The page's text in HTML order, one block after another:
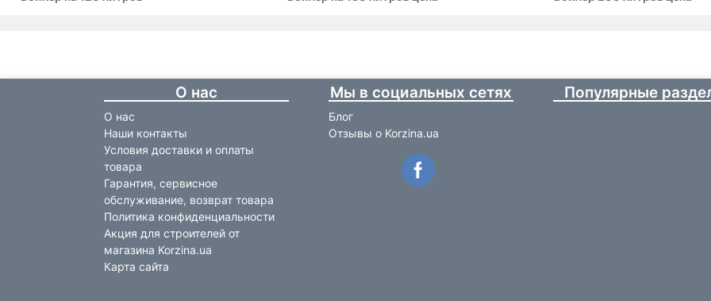
О нас
О нас
Наши контакты
Условия доставки и оплаты
товара
Гарантия, сервисное
обслуживание, возврат товара
Политика конфиденциальности
Акция для строителей от
магазина Korzina.ua
Карта сайта
Мы в социальных сетях
Блог
Отзывы о Korzina.ua
Популярные